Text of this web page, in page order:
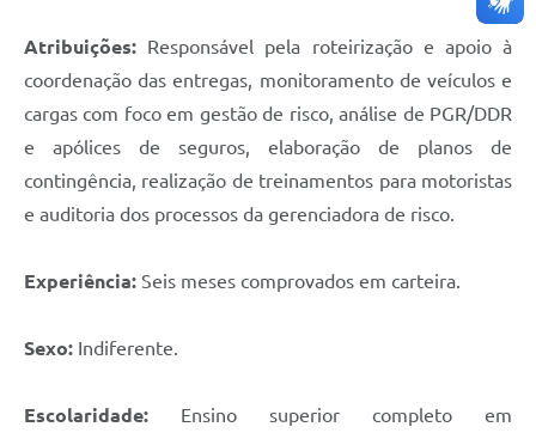
Atribuições: Responsável pela roteirização e apoio à
coordenação das entregas, monitoramento de veículos e
cargas com foco em gestão de risco, análise de PGR/DDR
e apólices de seguros, elaboração de planos de
contingência, realização de treinamentos para motoristas
e auditoria dos processos da gerenciadora de risco.
Experiência: Seis meses comprovados em carteira.
Sexo: Indiferente.
Escolaridade: Ensino superior completo em